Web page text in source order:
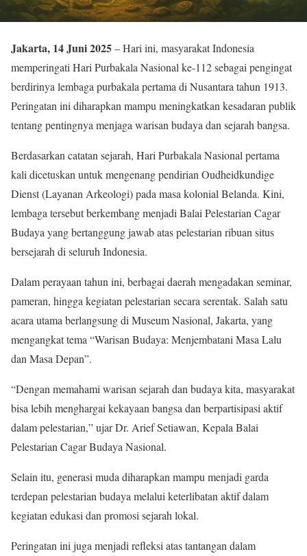
Jakarta, 14 Juni 2025– Hari ini, masyarakat Indonesia
memperingati Hari Purbakala Nasional ke-112 sebagai pengingat
berdirinya lembaga purbakala pertama di Nusantara tahun 1913.
Peringatan ini diharapkan mampu meningkatkan kesadaran publik
tentang pentingnya menjaga warisan budaya dan sejarah bangsa.
Berdasarkan catatan sejarah, Hari Purbakala Nasional pertama
kali dicetuskan untuk mengenang pendirian Oudheidkundige
Dienst (Layanan Arkeologi) pada masa kolonial Belanda. Kini,
lembaga tersebut berkembang menjadi Balai Pelestarian Cagar
Budaya yang bertanggung jawab atas pelestarian ribuan situs
bersejarah di seluruh Indonesia.
Dalam perayaan tahun ini, berbagai daerah mengadakan seminar,
pameran, hingga kegiatan pelestarian secara serentak. Salah satu
acara utama berlangsung di Museum Nasional, Jakarta, yang
mengangkat tema “Warisan Budaya: Menjembatani Masa Lalu
dan Masa Depan”.
“Dengan memahami warisan sejarah dan budaya kita, masyarakat
bisa lebih menghargai kekayaan bangsa dan berpartisipasi aktif
dalam pelestarian,” ujar Dr. Arief Setiawan, Kepala Balai
Pelestarian Cagar Budaya Nasional.
Selain itu, generasi muda diharapkan mampu menjadi garda
terdepan pelestarian budaya melalui keterlibatan aktif dalam
kegiatan edukasi dan promosi sejarah lokal.
Peringatan ini juga menjadi refleksi atas tantangan dalam